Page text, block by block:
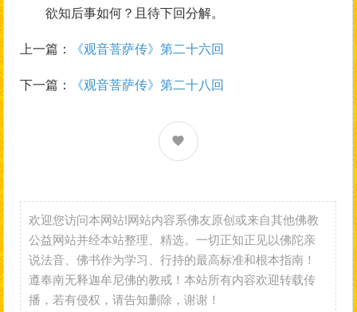
欲知后事如何？且待下回分解。
上一篇： 《观音菩萨传》第二十六回
下一篇： 《观音菩萨传》第二十八回
欢迎您访问本网站!网站内容系佛友原创或来自其他佛教
公益网站并经本站整理、精选。一切正知正见以佛陀亲
说法音、佛书作为学习、行持的最高标准和根本指南！
遵奉南无释迦牟尼佛的教戒！本站所有内容欢迎转载传
播，若有侵权，请告知删除，谢谢！